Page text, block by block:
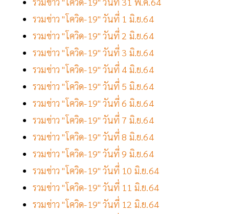
รวมข่าว "โควิด-19" วันที่ 1 มิ.ย.64
รวมข่าว "โควิด-19" วันที่ 2 มิ.ย.64
รวมข่าว "โควิด-19" วันที่ 3 มิ.ย.64
รวมข่าว "โควิด-19" วันที่ 4 มิ.ย.64
รวมข่าว "โควิด-19" วันที่ 5 มิ.ย.64
รวมข่าว "โควิด-19" วันที่ 6 มิ.ย.64
รวมข่าว "โควิด-19" วันที่ 7 มิ.ย.64
รวมข่าว "โควิด-19" วันที่ 8 มิ.ย.64
รวมข่าว "โควิด-19" วันที่ 9 มิ.ย.64
รวมข่าว "โควิด-19" วันที่ 10 มิ.ย.64
รวมข่าว "โควิด-19" วันที่ 11 มิ.ย.64
รวมข่าว "โควิด-19" วันที่ 12 มิ.ย.64